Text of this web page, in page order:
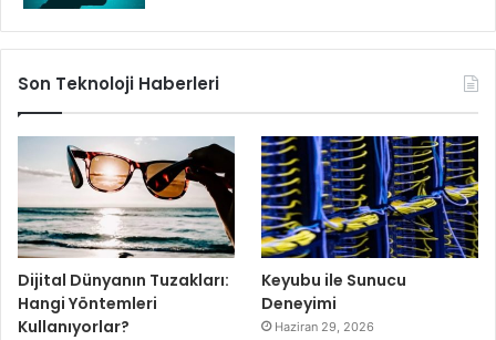
Son Teknoloji Haberleri
Dijital Dünyanın Tuzakları:
Hangi Yöntemleri
Kullanıyorlar?
Keyubu ile Sunucu
Deneyimi
Haziran 29, 2026